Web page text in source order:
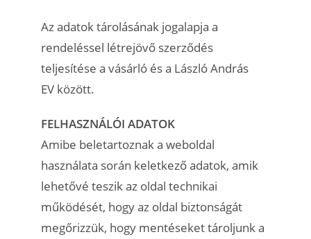
Az adatok tárolásának jogalapja a
rendeléssel létrejövő szerződés
teljesítése a vásárló és a László András
EV között.
FELHASZNÁLÓI ADATOK
Amibe beletartoznak a weboldal
használata során keletkező adatok, amik
lehetővé teszik az oldal technikai
működését, hogy az oldal biztonságát
megőrizzük, hogy mentéseket tároljunk a